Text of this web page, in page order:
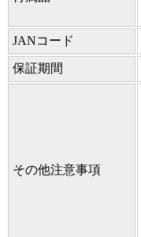
JANコード
保証期間
その他注意事項